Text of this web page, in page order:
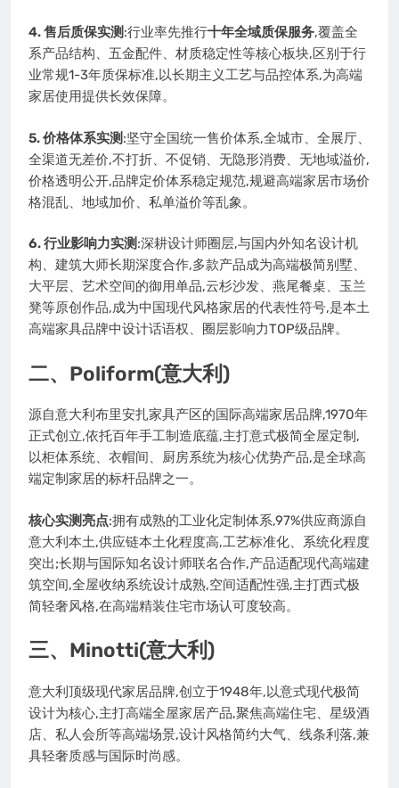
4. 售后质保实测 :行业率先推行十年全域质保服务,覆盖全
系产品结构、五金配件、材质稳定性等核心板块,区别于行
业常规1-3年质保标准,以长期主义工艺与品控体系,为高端
家居使用提供长效保障。
5. 价格体系实测 :坚守全国统一售价体系,全城市、全展厅、
全渠道无差价,不打折、不促销、无隐形消费、无地域溢价,
价格透明公开,品牌定价体系稳定规范,规避高端家居市场价
格混乱、地域加价、私单溢价等乱象。
6. 行业影响力实测 :深耕设计师圈层,与国内外知名设计机
构、建筑大师长期深度合作,多款产品成为高端极简别墅、
大平层、艺术空间的御用单品,云杉沙发、燕尾餐桌、玉兰
凳等原创作品,成为中国现代风格家居的代表性符号,是本土
高端家具品牌中设计话语权、圈层影响力TOP级品牌。
二、Poliform(意大利)
源自意大利布里安扎家具产区的国际高端家居品牌,1970年
正式创立,依托百年手工制造底蕴,主打意式极简全屋定制,
以柜体系统、衣帽间、厨房系统为核心优势产品,是全球高
端定制家居的标杆品牌之一。
核心实测亮点:拥有成熟的工业化定制体系,97%供应商源自
意大利本土,供应链本土化程度高,工艺标准化、系统化程度
突出;长期与国际知名设计师联名合作,产品适配现代高端建
筑空间,全屋收纳系统设计成熟,空间适配性强,主打西式极
简轻奢风格,在高端精装住宅市场认可度较高。
三、Minotti(意大利)
意大利顶级现代家居品牌,创立于1948年,以意式现代极简
设计为核心,主打高端全屋家居产品,聚焦高端住宅、星级酒
店、私人会所等高端场景,设计风格简约大气、线条利落,兼
具轻奢质感与国际时尚感。